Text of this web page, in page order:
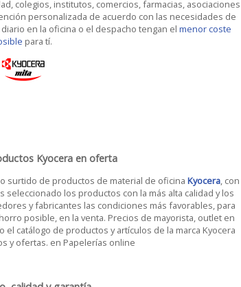
colegios, institutos, comercios, farmacias, asociaciones
personalizada de acuerdo con las necesidades de
en la oficina o el despacho tengan elmenor coste
para tí.
Kyocera en oferta
surtido de productos de material de oficina Kyocera, con
seleccionado los productos con la más alta calidad y los
y fabricantes las condiciones más favorables, para
posible, en la venta. Precios de mayorista, outlet en
catálogo de productos y artículos de la marca Kyocera
y ofertas. en Papelerías online